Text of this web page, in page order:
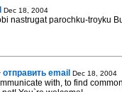
Dec 18, 2004
nastrugat parochku-troyku
отправить email Dec 18, 2004
with, to find